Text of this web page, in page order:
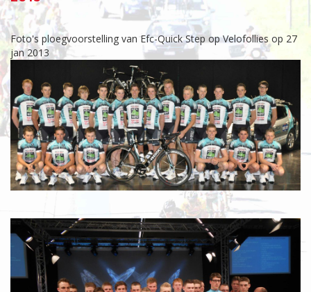
Foto's ploegvoorstelling van Efc-Quick Step op Velofollies op 27
jan 2013